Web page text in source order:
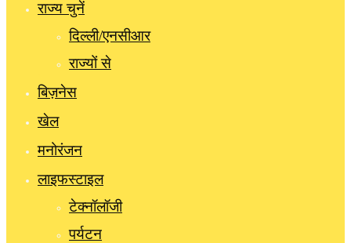
राज्य चुनें
दिल्ली/एनसीआर
राज्यों से
बिज़नेस
खेल
मनोरंजन
लाइफस्टाइल
टेक्नॉलॉजी
पर्यटन